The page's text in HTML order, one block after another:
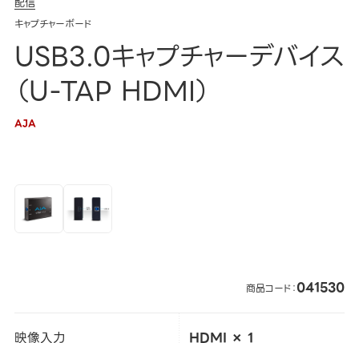
キャプチャーボード
USB3.0キャプチャーデバイス
（U-TAP HDMI）
AJA
商品コード：041530
映像入力 HDMI × 1